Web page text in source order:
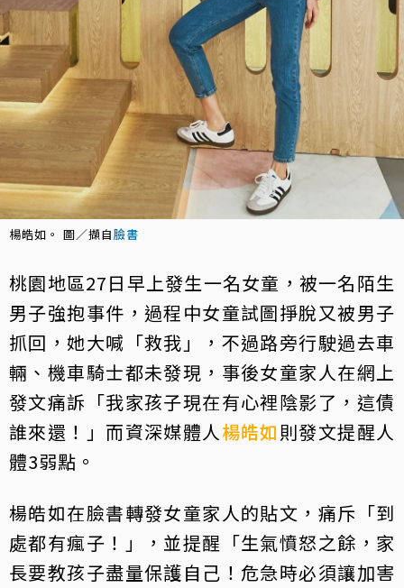
楊皓如。 圖／擷自臉書
桃園地區27日早上發生一名女童，被一名陌生
男子強抱事件，過程中女童試圖掙脫又被男子
抓回，她大喊「救我」，不過路旁行駛過去車
輛、機車騎士都未發現，事後女童家人在網上
發文痛訴「我家孩子現在有心裡陰影了，這債
誰來還！」而資深媒體人楊皓如 則發文提醒人
體3弱點。
楊皓如在臉書轉發女童家人的貼文，痛斥「到
處都有瘋子！」，並提醒「生氣憤怒之餘，家
長要教孩子盡量保護自己！危急時必須讓加害